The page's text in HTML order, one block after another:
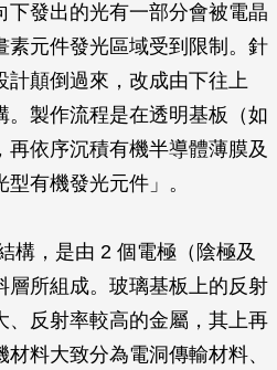
下發出的光有一部分會被電晶
素元件發光區域受到限制。針
計顛倒過來，改成由下往上
。製作流程是在透明基板（如
依序沉積有機半導體薄膜及
有機發光元件」。
構，是由 2 個電極（陰極及
層所組成。玻璃基板上的反射
、反射率較高的金屬，其上再
料大致分為電洞傳輸材料、